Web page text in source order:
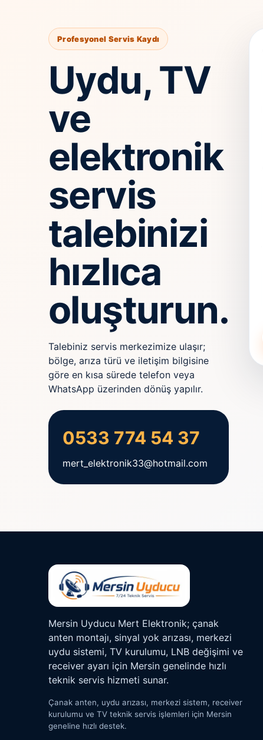
Profesyonel Servis Kaydı
Uydu, TV
ve
elektronik
servis
talebinizi
hızlıca
oluşturun.
Talebiniz servis merkezimize ulaşır;
bölge, arıza türü ve iletişim bilgisine
göre en kısa sürede telefon veya
WhatsApp üzerinden dönüş yapılır.
0533 774 54 37
mert_elektronik33@hotmail.com
Mersin Uyducu Mert Elektronik; çanak
anten montajı, sinyal yok arızası, merkezi
uydu sistemi, TV kurulumu, LNB değişimi ve
receiver ayarı için Mersin genelinde hızlı
teknik servis hizmeti sunar.
Çanak anten, uydu arızası, merkezi sistem, receiver
kurulumu ve TV teknik servis işlemleri için Mersin
geneline hızlı destek.